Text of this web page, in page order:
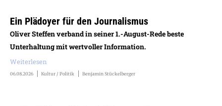
Ein Plädoyer für den Journalismus
Oliver Steffen verband in seiner 1.-August-Rede beste
Unterhaltung mit wertvoller Information.
Weiterlesen
06.08.2026 Kultur / Politik Benjamin Stückelberger